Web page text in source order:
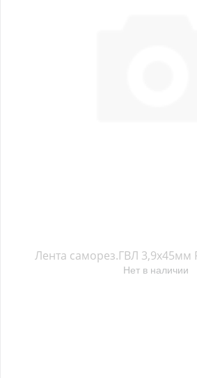
Лента саморез.ГВЛ 3,9х45мм
Нет в наличии